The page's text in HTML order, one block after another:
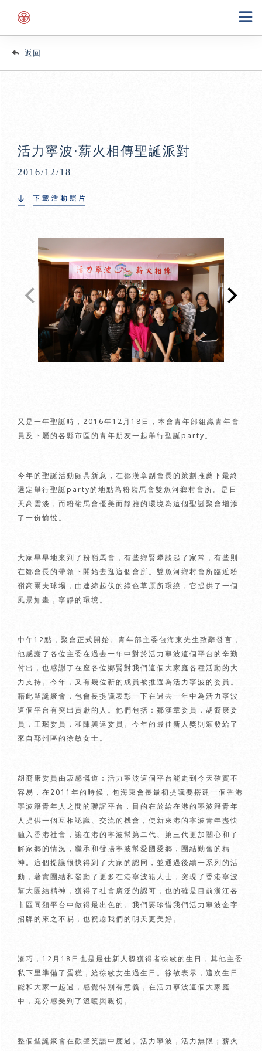
返回
活力寧波·薪火相傳聖誕派對
2016/12/18
又是一年聖誕時，2016年12月18日，本會青年部組織青年會
員及下屬的各縣市區的青年朋友一起舉行聖誕party。
今年的聖誕活動頗具新意，在鄒漢章副會長的策劃推薦下最終
選定舉行聖誕party的地點為粉嶺馬會雙魚河鄉村會所。是日
天高雲淡，而粉嶺馬會優美而靜雅的環境為這個聖誕聚會增添
了一份愉悅。
大家早早地來到了粉嶺馬會，有些鄉賢攀談起了家常，有些則
在鄒會長的帶領下開始去逛這個會所。雙魚河鄉村會所臨近粉
嶺高爾夫球場，由連綿起伏的綠色草原所環繞，它提供了一個
風景如畫，寧靜的環境。
中午12點，聚會正式開始。青年部主委包海東先生致辭發言，
他感謝了各位主委在過去一年中對於活力寧波這個平台的辛勤
付出，也感謝了在座各位鄉賢對我們這個大家庭各種活動的大
力支持。今年，又有幾位新的成員被推選為活力寧波的委員。
藉此聖誕聚會，包會長提議表彰一下在過去一年中為活力寧波
這個平台有突出貢獻的人。他們包括：鄒漢章委員，胡裔康委
員，王珉委員，和陳興達委員。今年的最佳新人獎則頒發給了
來自鄞州區的徐敏女士。
胡裔康委員由衷感慨道：活力寧波這個平台能走到今天確實不
容易，在2011年的時候，包海東會長最初提議要搭建一個香港
寧波籍青年人之間的聯誼平台，目的在於給在港的寧波籍青年
人提供一個互相認識、交流的機會，使新來港的寧波青年盡快
融入香港社會，讓在港的寧波幫第二代、第三代更加關心和了
解家鄉的情況，繼承和發揚寧波幫愛國愛鄉，團結勤奮的精
神。這個提議很快得到了大家的認同，並通過後續一系列的活
動，著實團結和發動了更多在港寧波籍人士，突現了香港寧波
幫大團結精神，獲得了社會廣泛的認可，也的確是目前浙江各
市區同類平台中做得最出色的。我們要珍惜我們活力寧波金字
招牌的來之不易，也祝愿我們的明天更美好。
湊巧，12月18日也是最佳新人獎獲得者徐敏的生日，其他主委
私下里準備了蛋糕，給徐敏女生過生日。徐敏表示，這次生日
能和大家一起過，感覺特別有意義，在活力寧波這個大家庭
中，充分感受到了溫暖與親切。
整個聖誕聚會在歡聲笑語中度過。活力寧波，活力無限；薪火